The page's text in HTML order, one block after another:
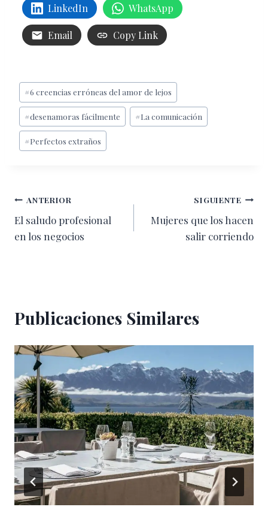
LinkedIn WhatsApp
Email Copy Link
Etiquetas
de
la
entrada:
#6 creencias erróneas del amor de lejos
#desenamoras fácilmente #La comunicación
#Perfectos extraños
Navegación
de
ANTERIOR
El saludo profesional
en los negocios
SIGUIENTE
Mujeres que los hacen
salir corriendo
Publicaciones Similares